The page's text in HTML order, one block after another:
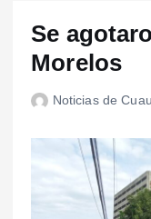
Se
Morelos
Noticias de